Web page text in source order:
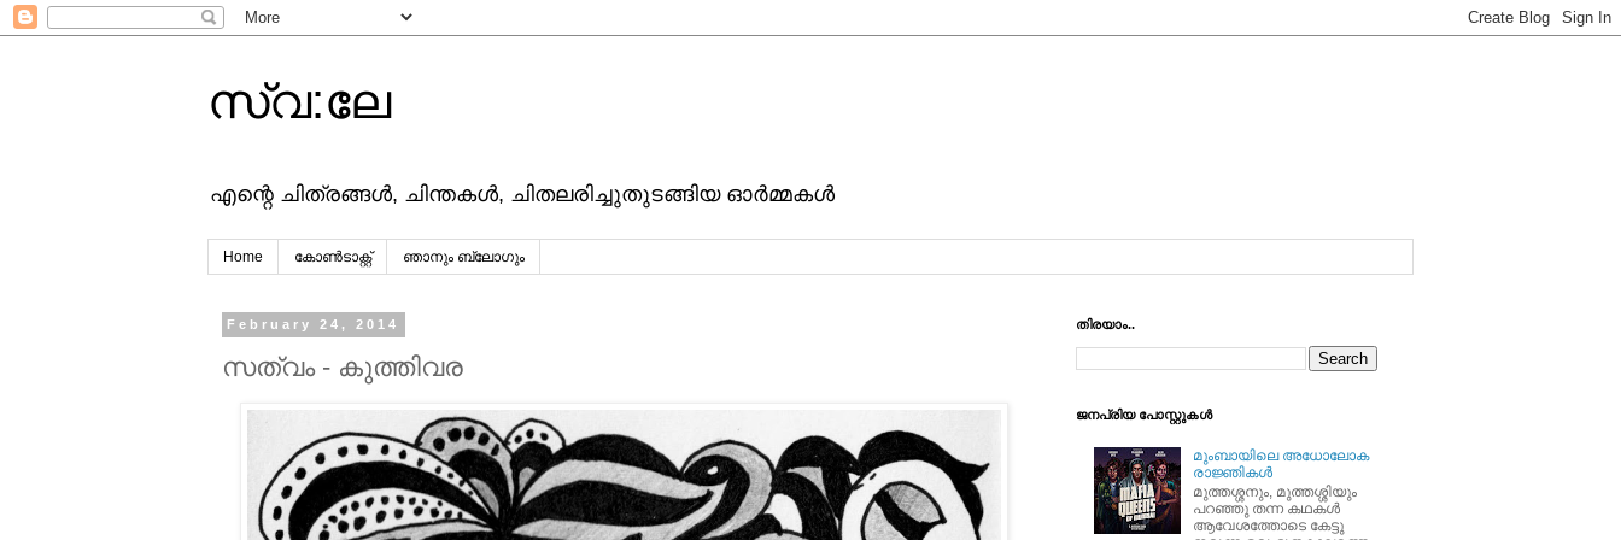
സ്വ:ലേ
എന്റെ ചിത്രങ്ങള്‍, ചിന്തകള്‍, ചിതലരിച്ചുതുടങ്ങിയ ഓര്‍മ്മകള്‍
Home കോൺടാക്റ്റ് ഞാനും ബ്ലോഗും
February 24, 2014
സത്വം - കുത്തിവര
തിരയാം..
ജനപ്രിയ പോസ്റ്റുകള്‍
മുംബായിലെ അധോലോക
രാജ്ഞികള്‍
മുത്തശ്ശനും, മുത്തശ്ശിയും
പറഞ്ഞു തന്ന കഥകള്‍
ആവേശത്തോടെ കേട്ടു